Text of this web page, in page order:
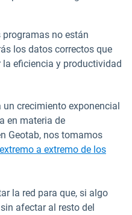
programas no están
los datos correctos que
eficiencia y productividad
un crecimiento exponencial
en materia de
Geotab, nos tomamos
a extremo de los
la red para que, si algo
afectar al resto del